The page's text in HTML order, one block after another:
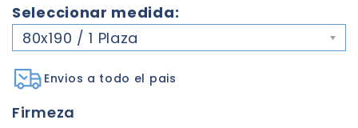
Seleccionar medida:
80x190 / 1 Plaza
Envios a todo el pais
Firmeza